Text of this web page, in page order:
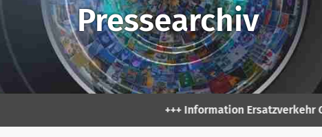
Pressearchiv
+++ Information Ersatzverkehr Gerresheim: Ab